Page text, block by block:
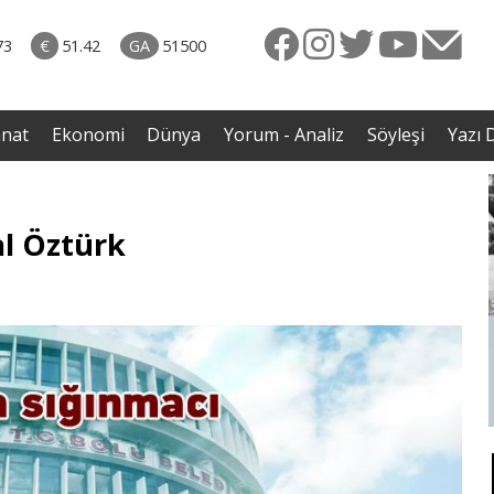
€ 51.42 GA 51500
• Gannuşi'nin serbest bırakılması için çağrı
Ekonomi Dünya Yorum - Analiz Söyleşi Yazı
Öztürk